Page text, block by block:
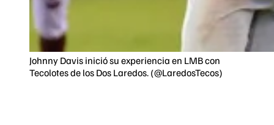
Johnny Davis inició su experiencia en LMB con
Tecolotes de los Dos Laredos. (@LaredosTecos)